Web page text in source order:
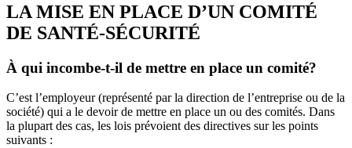
LA MISE EN PLACE D’UN COMITÉ
DE SANTÉ-SÉCURITÉ
À qui incombe-t-il de mettre en place un comité?
C’est l’employeur (représenté par la direction de l’entreprise ou de la
société) qui a le devoir de mettre en place un ou des comités. Dans
la plupart des cas, les lois prévoient des directives sur les points
suivants :